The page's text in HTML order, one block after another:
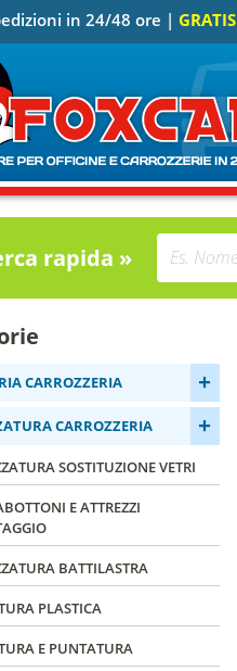
in 24/48 ore | GRATIS
rapida »
CARROZZERIA +
CARROZZERIA +
SOSTITUZIONE VETRI
E ATTREZZI
BATTILASTRA
PLASTICA
E PUNTATURA